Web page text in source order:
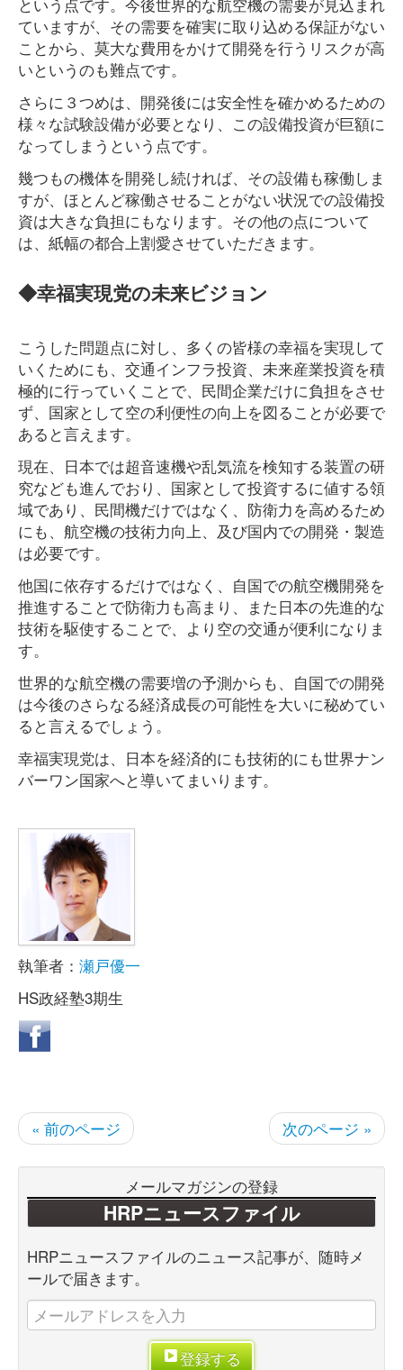
ていますが、その需要を確実に取り込める保証がない
ことから、莫大な費用をかけて開発を行うリスクが高
いというのも難点です。
さらに３つめは、開発後には安全性を確かめるための
様々な試験設備が必要となり、この設備投資が巨額に
なってしまうという点です。
幾つもの機体を開発し続ければ、その設備も稼働しま
すが、ほとんど稼働させることがない状況での設備投
資は大きな負担にもなります。その他の点について
は、紙幅の都合上割愛させていただきます。
◆幸福実現党の未来ビジョン
こうした問題点に対し、多くの皆様の幸福を実現して
いくためにも、交通インフラ投資、未来産業投資を積
極的に行っていくことで、民間企業だけに負担をさせ
ず、国家として空の利便性の向上を図ることが必要で
あると言えます。
現在、日本では超音速機や乱気流を検知する装置の研
究なども進んでおり、国家として投資するに値する領
域であり、民間機だけではなく、防衛力を高めるため
にも、航空機の技術力向上、及び国内での開発・製造
は必要です。
他国に依存するだけではなく、自国での航空機開発を
推進することで防衛力も高まり、また日本の先進的な
技術を駆使することで、より空の交通が便利になりま
す。
世界的な航空機の需要増の予測からも、自国での開発
は今後のさらなる経済成長の可能性を大いに秘めてい
ると言えるでしょう。
幸福実現党は、日本を経済的にも技術的にも世界ナン
バーワン国家へと導いてまいります。
執筆者： 瀬戸優一
HS政経塾3期生
« 前のページ 次のページ »
メールマガジンの登録
HRPニュースファイル
HRPニュースファイルのニュース記事が、随時メ
ールで届きます。
登録する